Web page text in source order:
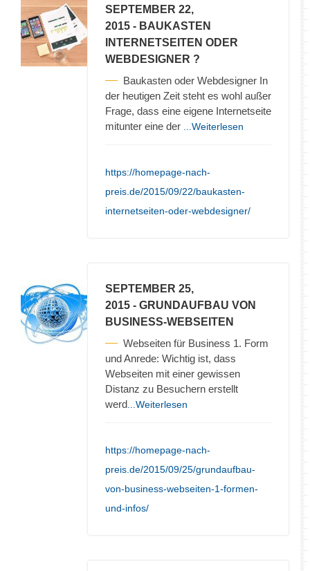
SEPTEMBER 22,
2015 - BAUKASTEN
INTERNETSEITEN ODER
WEBDESIGNER ?
Baukasten oder Webdesigner In
der heutigen Zeit steht es wohl außer
Frage, dass eine eigene Internetseite
mitunter eine der
...Weiterlesen
https://homepage-nach-
preis.de/2015/09/22/baukasten-
internetseiten-oder-webdesigner/
SEPTEMBER 25,
2015 - GRUNDAUFBAU VON
BUSINESS-WEBSEITEN
Webseiten für Business 1. Form
und Anrede: Wichtig ist, dass
Webseiten mit einer gewissen
Distanz zu Besuchern erstellt
werd ...Weiterlesen
https://homepage-nach-
preis.de/2015/09/25/grundaufbau-
von-business-webseiten-1-formen-
und-infos/